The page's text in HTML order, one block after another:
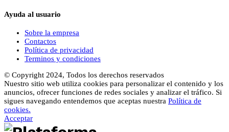
Ayuda al usuario
Sobre la empresa
Contactos
Política de privacidad
Terminos y condiciones
© Copyright 2024, Todos los derechos reservados
Nuestro sitio web utiliza cookies para personalizar el contenido y los
anuncios, ofrecer funciones de redes sociales y analizar el tráfico. Si
sigues navegando entendemos que aceptas nuestra Política de
cookies.
Acceptar